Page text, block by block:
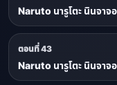
Naruto นารูโตะ นินจา
ตอนที่ 43
Naruto นารูโตะ นินจา